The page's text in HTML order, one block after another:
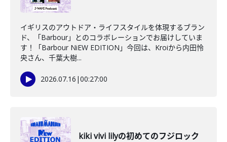
イギリスのアウトドア・ライフスタイルを体現するブラン
ド、「Barbour」とのコラボレーションでお届けしていま
す！「Barbour NiEW EDITION」今回は、Kroiから内田怜
央さん、千葉大樹...
2026.07.16 |00:27:00
kiki vivi lilyの初めてのフジロック